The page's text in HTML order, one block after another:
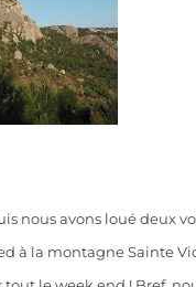
nous avons loué deux
à la montagne Sainte